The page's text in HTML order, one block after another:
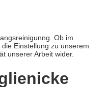
Ob im
Einstellung zu unserem
unserer Arbeit wider.